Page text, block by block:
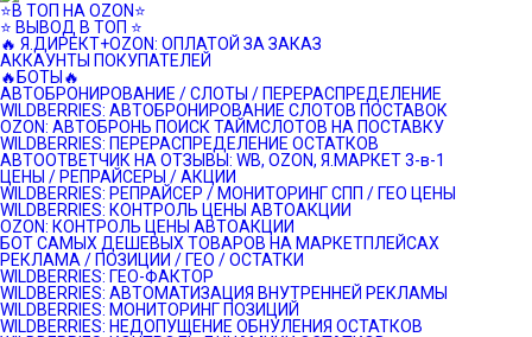
⭐️В ТОП НА OZON⭐️
⭐️ ВЫВОД В ТОП ⭐️
🔥 Я.ДИРЕКТ+OZON: ОПЛАТОЙ ЗА ЗАКАЗ
АККАУНТЫ ПОКУПАТЕЛЕЙ
🔥БОТЫ🔥
АВТОБРОНИРОВАНИЕ / СЛОТЫ / ПЕРЕРАСПРЕДЕЛЕНИЕ
WILDBERRIES: АВТОБРОНИРОВАНИЕ СЛОТОВ ПОСТАВОК
OZON: АВТОБРОНЬ ПОИСК ТАЙМСЛОТОВ НА ПОСТАВКУ
WILDBERRIES: ПЕРЕРАСПРЕДЕЛЕНИЕ ОСТАТКОВ
АВТООТВЕТЧИК НА ОТЗЫВЫ: WB, OZON, Я.МАРКЕТ 3-в-1
ЦЕНЫ / РЕПРАЙСЕРЫ / АКЦИИ
WILDBERRIES: РЕПРАЙСЕР / МОНИТОРИНГ СПП / ГЕО ЦЕНЫ
WILDBERRIES: КОНТРОЛЬ ЦЕНЫ АВТОАКЦИИ
OZON: КОНТРОЛЬ ЦЕНЫ АВТОАКЦИИ
БОТ САМЫХ ДЕШЕВЫХ ТОВАРОВ НА МАРКЕТПЛЕЙСАХ
РЕКЛАМА / ПОЗИЦИИ / ГЕО / ОСТАТКИ
WILDBERRIES: ГЕО-ФАКТОР
WILDBERRIES: АВТОМАТИЗАЦИЯ ВНУТРЕННЕЙ РЕКЛАМЫ
WILDBERRIES: МОНИТОРИНГ ПОЗИЦИЙ
WILDBERRIES: НЕДОПУЩЕНИЕ ОБНУЛЕНИЯ ОСТАТКОВ